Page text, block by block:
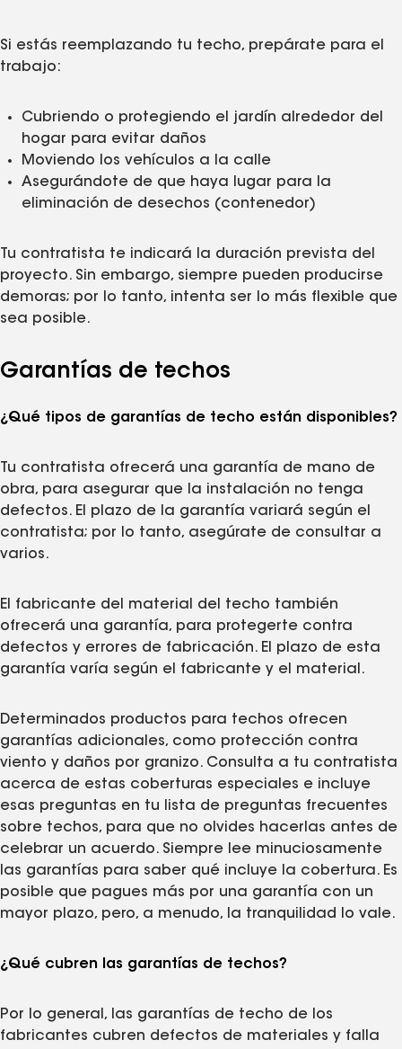
Si estás reemplazando tu techo, prepárate para el
trabajo:
Cubriendo o protegiendo el jardín alrededor del
hogar para evitar daños
Moviendo los vehículos a la calle
Asegurándote de que haya lugar para la
eliminación de desechos (contenedor)
Tu contratista te indicará la duración prevista del
proyecto. Sin embargo, siempre pueden producirse
demoras; por lo tanto, intenta ser lo más flexible que
sea posible.
Garantías de techos
¿Qué tipos de garantías de techo están disponibles?
Tu contratista ofrecerá una garantía de mano de
obra, para asegurar que la instalación no tenga
defectos. El plazo de la garantía variará según el
contratista; por lo tanto, asegúrate de consultar a
varios.
El fabricante del material del techo también
ofrecerá una garantía, para protegerte contra
defectos y errores de fabricación. El plazo de esta
garantía varía según el fabricante y el material.
Determinados productos para techos ofrecen
garantías adicionales, como protección contra
viento y daños por granizo. Consulta a tu contratista
acerca de estas coberturas especiales e incluye
esas preguntas en tu lista de preguntas frecuentes
sobre techos, para que no olvides hacerlas antes de
celebrar un acuerdo. Siempre lee minuciosamente
las garantías para saber qué incluye la cobertura. Es
posible que pagues más por una garantía con un
mayor plazo, pero, a menudo, la tranquilidad lo vale.
¿Qué cubren las garantías de techos?
Por lo general, las garantías de techo de los
fabricantes cubren defectos de materiales y falla